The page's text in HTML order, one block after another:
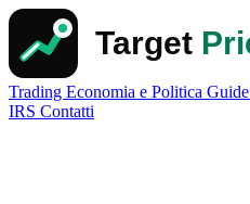
Trading Economia e Politica Guide
IRS Contatti